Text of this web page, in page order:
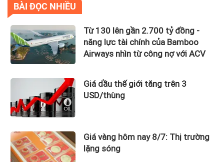
BÀI ĐỌC NHIỀU
Từ 130 lên gần 2.700 tỷ đồng -
năng lực tài chính của Bamboo
Airways nhìn từ công nợ với ACV
Giá dầu thế giới tăng trên 3
USD/thùng
Giá vàng hôm nay 8/7: Thị trường
lặng sóng